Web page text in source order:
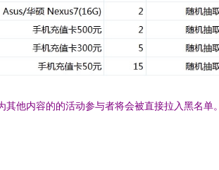
他内容的的活动参与者将会被直接拉入黑名单。